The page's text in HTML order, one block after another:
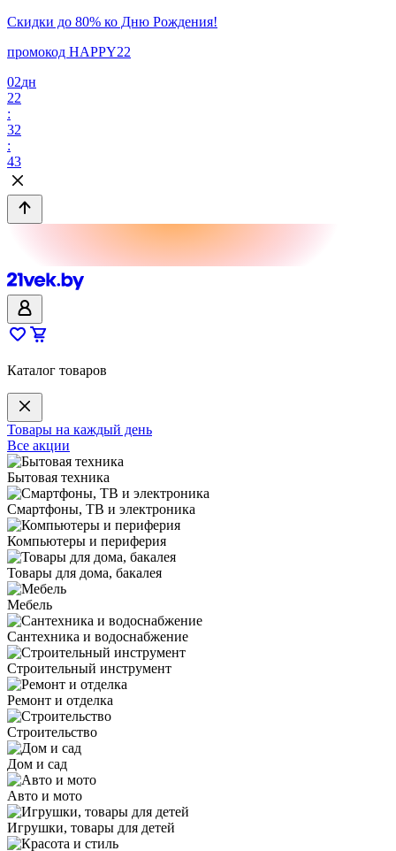
Скидки до 80% ко Дню Рождения!
промокод HAPPY22
02дн
22
:
32
:
43
Каталог товаров
Товары на каждый день
Все акции
Бытовая техника
Смартфоны, ТВ и электроника
Компьютеры и периферия
Товары для дома, бакалея
Мебель
Сантехника и водоснабжение
Строительный инструмент
Ремонт и отделка
Строительство
Дом и сад
Авто и мото
Игрушки, товары для детей